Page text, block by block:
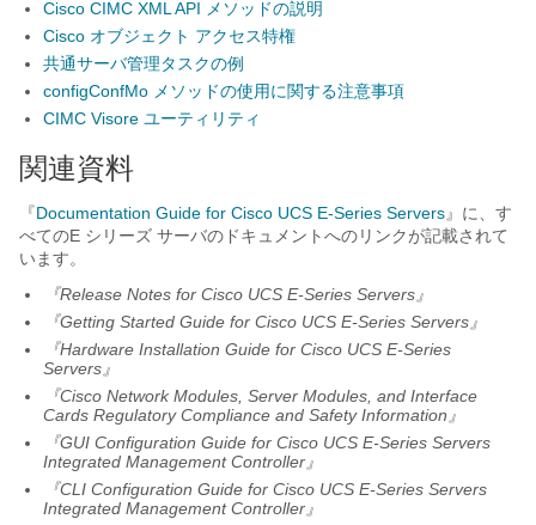
Cisco CIMC XML API メソッドの説明
Cisco オブジェクト アクセス特権
共通サーバ管理タスクの例
configConfMo メソッドの使用に関する注意事項
CIMC Visore ユーティリティ
関連資料
『Documentation Guide for Cisco UCS E-Series Servers』に、す
べてのE シリーズ サーバのドキュメントへのリンクが記載されて
います。
『Release Notes for Cisco UCS E-Series Servers 』
『Getting Started Guide for Cisco UCS E-Series Servers 』
『Hardware Installation Guide for Cisco UCS E-Series
Servers 』
『Cisco Network Modules, Server Modules, and Interface
Cards Regulatory Compliance and Safety Information』
『GUI Configuration Guide for Cisco UCS E-Series Servers
Integrated Management Controller』
『CLI Configuration Guide for Cisco UCS E-Series Servers
Integrated Management Controller』